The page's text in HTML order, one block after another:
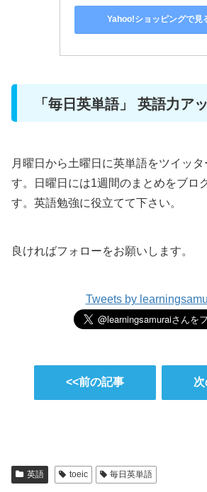
Yahoo!ショッピングで見
「毎日英単語」 英語力ア
月曜日から土曜日に英単語をツイッタ
す。日曜日には1週間のまとめをブロ
す。英語勉強に役立てて下さい。
良ければフォローをお願いします。
Tweets by
<<前の記事
英語 toeic 毎日英単語